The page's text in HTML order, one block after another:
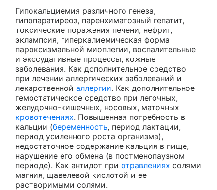
Гипокальциемия различного генеза,
гипопаратиреоз, паренхиматозный гепатит,
токсические поражения печени, нефрит,
эклампсия, гиперкалиемическая форма
пароксизмальной миоплегии, воспалительные
и экссудативные процессы, кожные
заболевания. Как дополнительное средство
при лечении аллергических заболеваний и
лекарственной аллергии. Как дополнительное
гемостатическое средство при легочных,
желудочно-кишечных, носовых, маточных
кровотечениях. Повышенная потребность в
кальции (беременность, период лактации,
период усиленного роста организма),
недостаточное содержание кальция в пище,
нарушение его обмена (в постменопаузном
периоде). Как антидот при отравлениях солями
магния, щавелевой кислотой и ее
растворимыми солями.